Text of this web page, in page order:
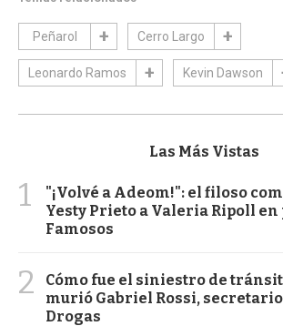
Peñarol Cerro Largo
Leonardo Ramos Kevin Dawson
Las Más Vistas
1
"¡Volvé a Adeom!": el filoso
Yesty Prieto a Valeria Ripoll en
Famosos
2
Cómo fue el siniestro de
murió Gabriel Rossi,
Drogas